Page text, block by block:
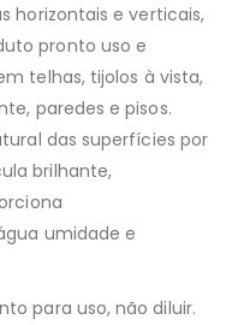
horizontais e verticais,
pronto uso e
telhas, tijolos à vista,
paredes e pisos.
das superfícies por
brilhante,
umidade e
para uso, não diluir.